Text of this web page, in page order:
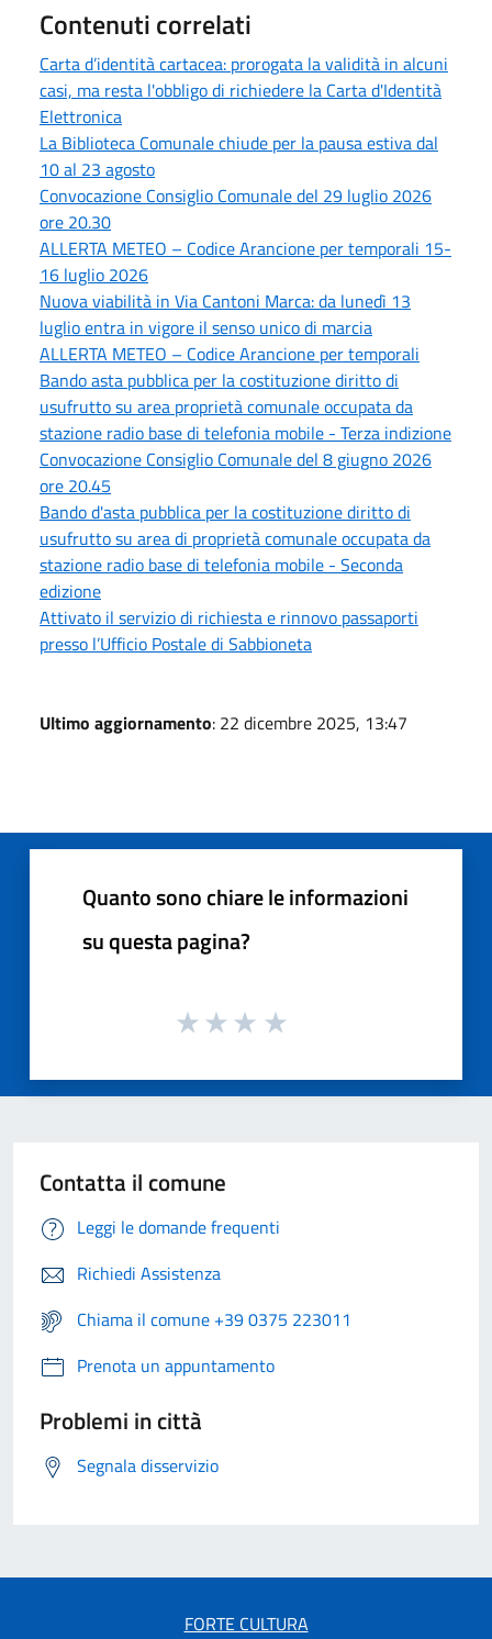
Contenuti correlati
Carta d’identità cartacea: prorogata la validità in alcuni
casi, ma resta l'obbligo di richiedere la Carta d'Identità
Elettronica
La Biblioteca Comunale chiude per la pausa estiva dal
10 al 23 agosto
Convocazione Consiglio Comunale del 29 luglio 2026
ore 20.30
ALLERTA METEO – Codice Arancione per temporali 15-
16 luglio 2026
Nuova viabilità in Via Cantoni Marca: da lunedì 13
luglio entra in vigore il senso unico di marcia
ALLERTA METEO – Codice Arancione per temporali
Bando asta pubblica per la costituzione diritto di
usufrutto su area proprietà comunale occupata da
stazione radio base di telefonia mobile - Terza indizione
Convocazione Consiglio Comunale del 8 giugno 2026
ore 20.45
Bando d'asta pubblica per la costituzione diritto di
usufrutto su area di proprietà comunale occupata da
stazione radio base di telefonia mobile - Seconda
edizione
Attivato il servizio di richiesta e rinnovo passaporti
presso l’Ufficio Postale di Sabbioneta
Ultimo aggiornamento: 22 dicembre 2025, 13:47
Quanto sono chiare le informazioni
su questa pagina?
Contatta il comune
Leggi le domande frequenti
Richiedi Assistenza
Chiama il comune +39 0375 223011
Prenota un appuntamento
Problemi in città
Segnala disservizio
FORTE CULTURA